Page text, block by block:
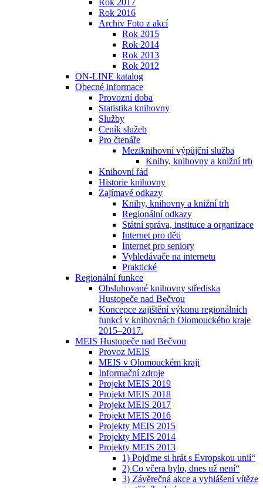
Rok 2017
Rok 2016
Archiv Foto z akcí
Rok 2015
Rok 2014
Rok 2013
Rok 2012
ON-LINE katalog
Obecné informace
Provozní doba
Statistika knihovny
Služby
Ceník služeb
Pro čtenáře
Meziknihovní výpůjční služba
Knihy, knihovny a knižní trh
Knihovní řád
Historie knihovny
Zajímavé odkazy
Knihy, knihovny a knižní trh
Regionální odkazy
Státní správa, instituce a organizace
Internet pro děti
Internet pro seniory
Vyhledávače na internetu
Praktické
Regionální funkce
Obsluhované knihovny střediska
Hustopeče nad Bečvou
Koncepce zajištění výkonu regionálních
funkcí v knihovnách Olomouckého kraje
2015–2017.
MEIS Hustopeče nad Bečvou
Provoz MEIS
MEIS v Olomouckém kraji
Informační zdroje
Projekt MEIS 2019
Projekt MEIS 2018
Projekt MEIS 2017
Projekt MEIS 2016
Projekty MEIS 2015
Projekty MEIS 2014
Projekty MEIS 2013
1) Pojďme si hrát s Evropskou unií“
2) Co včera bylo, dnes už není“
3) Závěrečná akce a vyhlášení vítěze